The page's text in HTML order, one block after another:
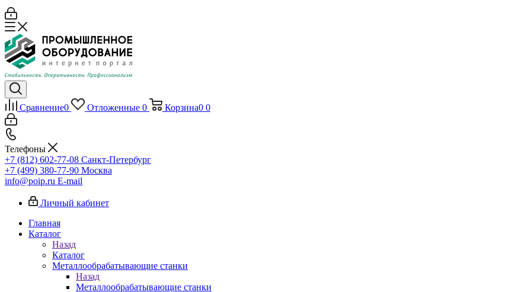
Сравнение0 Отложенные 0 Корзина0 0
Телефоны
+7 (812) 602-77-08 Санкт-Петербург
+7 (499) 380-77-90 Москва
info@poip.ru E-mail
Личный кабинет
Главная
Каталог
Назад
Каталог
Металлообрабатывающие станки
Назад
Металлообрабатывающие станки